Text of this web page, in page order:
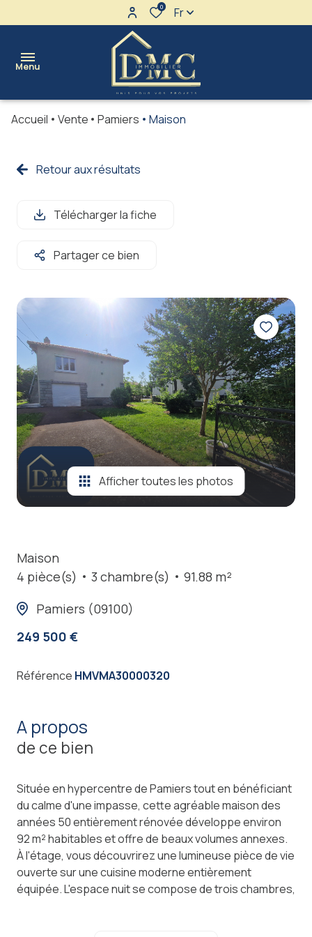
0 Fr
Menu
appartements
Ventes
estimation
nos
prestations
contact
Accueil Vente Pamiers Maison
Retour aux résultats
Télécharger la fiche
Partager ce bien
Afficher toutes les photos
Maison
4 pièce(s)
3 chambre(s)
91.88 m²
Pamiers (09100)
249 500 €
Référence HMVMA30000320
a propos
de ce bien
Située en hypercentre de Pamiers tout en bénéficiant
du calme d'une impasse, cette agréable maison des
années 50 entièrement rénovée développe environ
92 m² habitables et offre de beaux volumes annexes.
À l'étage, vous découvrirez une lumineuse pièce de vie
ouverte sur une cuisine moderne entièrement
équipée. L'espace nuit se compose de trois chambres,